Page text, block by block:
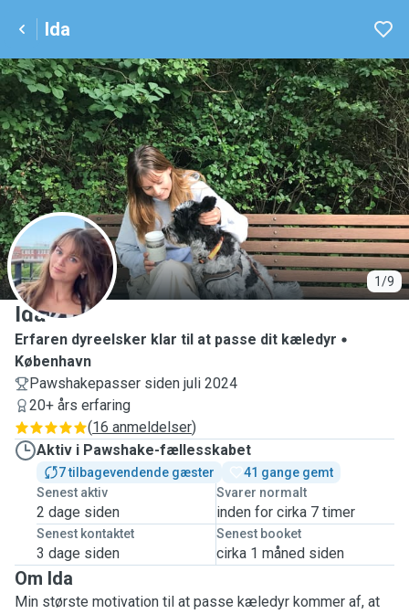
Ida
1/9
I
Ida
Erfaren dyreelsker klar til at passe dit kæledyr
København
Pawshakepasser siden juli 2024
20+ års erfaring
(16 anmeldelser)
Aktiv i Pawshake-fællesskabet
7 tilbagevendende gæster
41 gange gemt
Senest aktiv
2 dage siden
Svarer normalt
inden for cirka 7 timer
Senest kontaktet
3 dage siden
Senest booket
cirka 1 måned siden
Om Ida
Min største motivation til at passe kæledyr kommer af, at